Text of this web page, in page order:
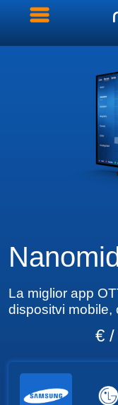
La miglior app
dispositvi mobile,
€ /